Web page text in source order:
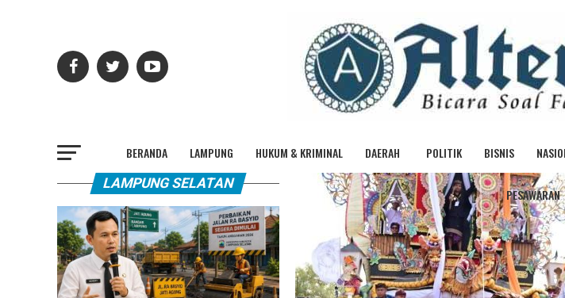
BERANDA LAMPUNG HUKUM & KRIMINAL DAERAH POLITIK BISNIS
PESAWARAN
LAMPUNG SELATAN